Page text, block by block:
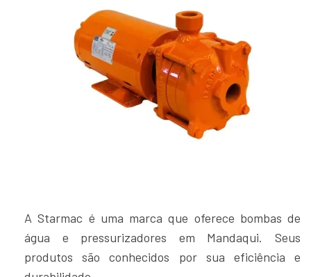
A Starmac é uma marca que oferece bombas de
água e pressurizadores em Mandaqui. Seus
produtos são conhecidos por sua eficiência e